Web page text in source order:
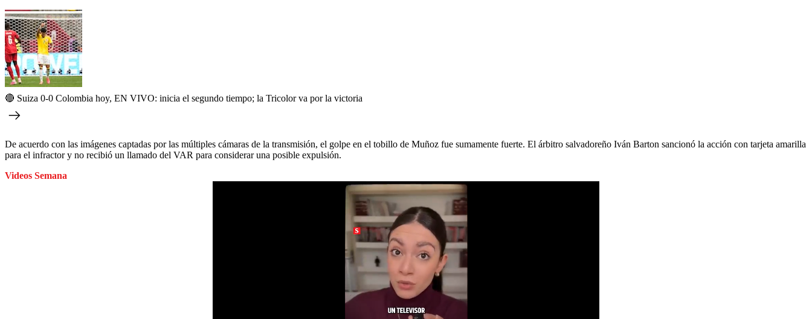
🔴 Suiza 0-0 Colombia hoy, EN VIVO: inicia el segundo tiempo; la Tricolor va por la victoria
De acuerdo con las imágenes captadas por las múltiples cámaras de la transmisión, el golpe en el tobillo de Muñoz fue sumamente fuerte. El árbitro salvadoreño Iván Barton sancionó la acción con tarjeta amarilla
para el infractor y no recibió un llamado del VAR para considerar una posible expulsión.
Videos Semana